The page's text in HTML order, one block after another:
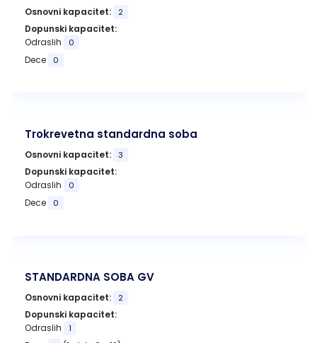
Osnovni kapacitet: 2
Dopunski kapacitet:
Odraslih
0
Dece 0
Trokrevetna standardna soba
Osnovni kapacitet: 3
Dopunski kapacitet:
Odraslih
0
Dece 0
STANDARDNA SOBA GV
Osnovni kapacitet: 2
Dopunski kapacitet:
Odraslih
1